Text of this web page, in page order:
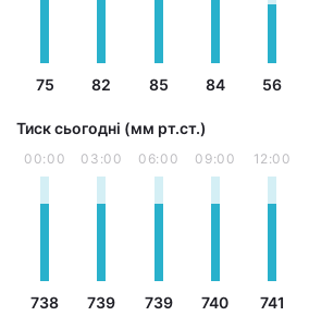
75 82 85 84 56
Тиск сьогодні (мм рт.ст.)
00:00
738
03:00
739
06:00
739
09:00
740
12:00
741